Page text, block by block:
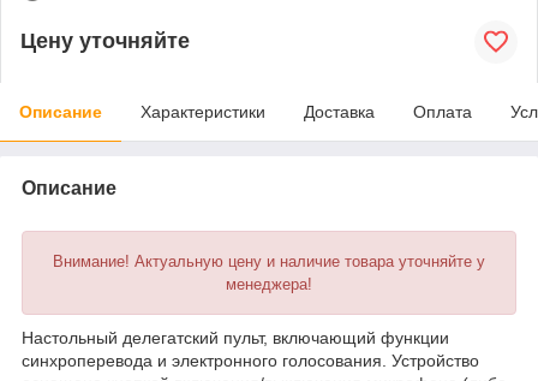
Цену уточняйте
Описание Характеристики Доставка Оплата
Описание
Внимание! Актуальную цену и наличие товара уточняйте у
менеджера!
Настольный делегатский пульт, включающий функции
синхроперевода и электронного голосования. Устройство